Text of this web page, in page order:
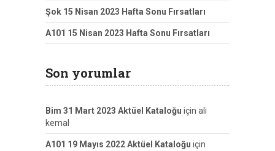
Şok 15 Nisan 2023 Hafta Sonu Fırsatları
A101 15 Nisan 2023 Hafta Sonu Fırsatları
Son yorumlar
Bim 31 Mart 2023 Aktüel Kataloğu için ali
kemal
A101 19 Mayıs 2022 Aktüel Kataloğu için